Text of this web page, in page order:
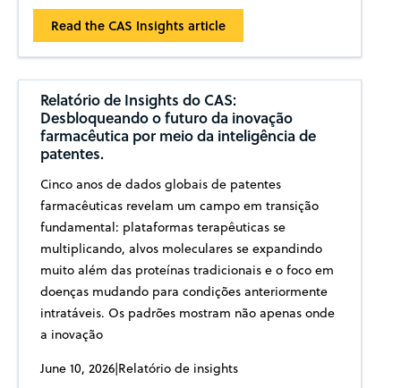
Read the CAS Insights article
Relatório de Insights do CAS:
Desbloqueando o futuro da inovação
farmacêutica por meio da inteligência de
patentes.
Cinco anos de dados globais de patentes
farmacêuticas revelam um campo em transição
fundamental: plataformas terapêuticas se
multiplicando, alvos moleculares se expandindo
muito além das proteínas tradicionais e o foco em
doenças mudando para condições anteriormente
intratáveis. Os padrões mostram não apenas onde
a inovação
June 10, 2026|Relatório de insights